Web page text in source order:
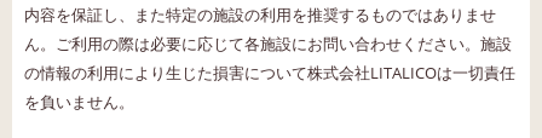
内容を保証し、また特定の施設の利用を推奨するものではありませ
ん。ご利用の際は必要に応じて各施設にお問い合わせください。施設
の情報の利用により生じた損害について株式会社LITALICOは一切責任
を負いません。